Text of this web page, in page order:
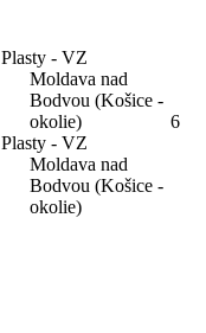
Plasty - VZ
Moldava nad
Bodvou (Košice -
okolie)
Plasty - VZ
Moldava nad
Bodvou (Košice -
okolie)
6